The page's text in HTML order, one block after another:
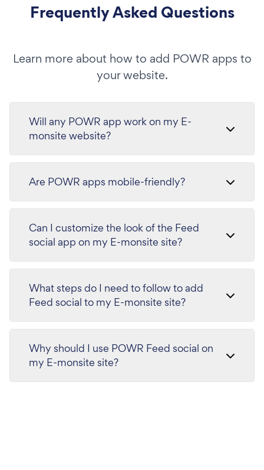
Frequently Asked Questions
Learn more about how to add POWR apps to
your website.
Will any POWR app work on my E-
monsite website?
Are POWR apps mobile-friendly?
Can I customize the look of the Feed
social app on my E-monsite site?
What steps do I need to follow to add
Feed social to my E-monsite site?
Why should I use POWR Feed social on
my E-monsite site?